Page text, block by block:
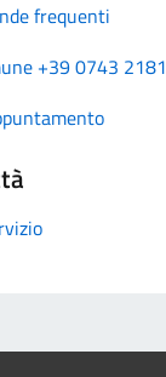
frequenti
+39 0743 2181